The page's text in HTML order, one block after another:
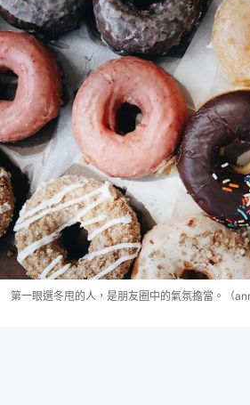
第一眼選冬甩的人，是朋友圈中的氣氛擔當。（